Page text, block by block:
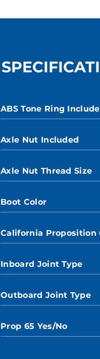
ABS Tone Ring
Axle Nut Included
Axle Nut Thread Size
Boot Color
California Proposition
Inboard Joint Type
Outboard Joint Type
Prop 65 Yes/No